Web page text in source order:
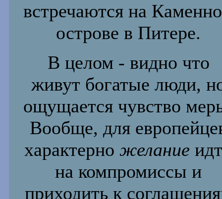
встречаются на
острове в Питере.
В целом - видно что
живут богатые люди,
ощущается чувство
Вообще, для
характерно желание
на компромиссы и
приходить к